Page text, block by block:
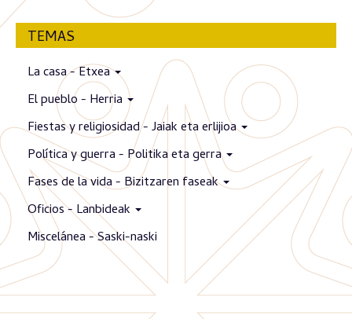
TEMAS
La casa - Etxea
El pueblo - Herria
Fiestas y religiosidad - Jaiak eta erlijioa
Política y guerra - Politika eta gerra
Fases de la vida - Bizitzaren faseak
Oficios - Lanbideak
Miscelánea - Saski-naski